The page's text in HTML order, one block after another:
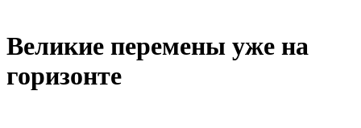
Великие перемены уже на
горизонте